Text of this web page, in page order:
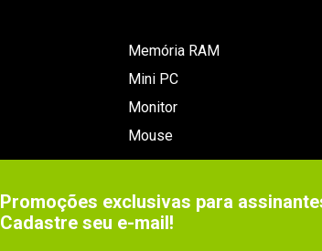
Memória RAM
Mini PC
Monitor
Mouse
Promoções exclusivas para
Cadastre seu e-mail!